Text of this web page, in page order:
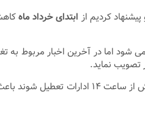
کردیم از ابتدای خرداد ماه
اما در آخرین اخبار مربوط
تصویب نماید.
تغییر ساعات ادارات کشور به‌گونه‌ای که